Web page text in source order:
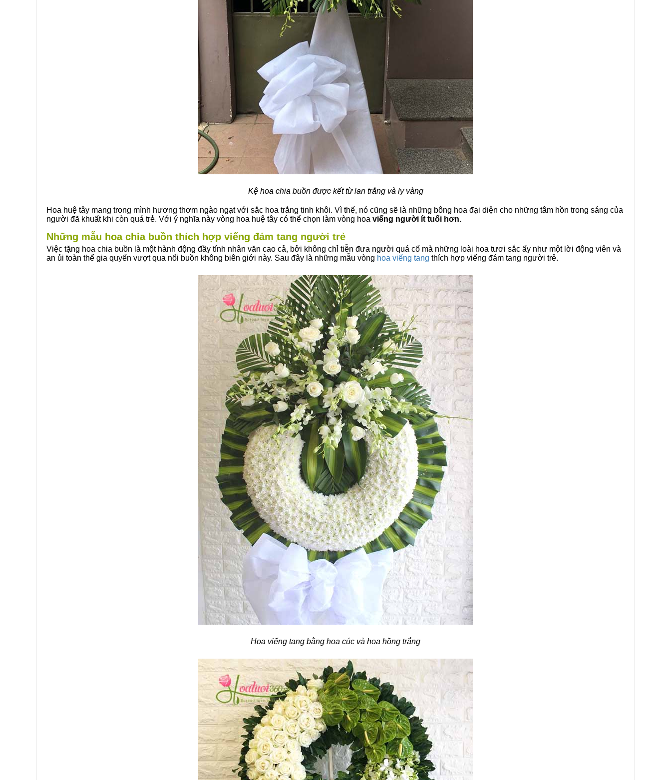
Kệ hoa chia buồn được kết từ lan trắng và ly vàng
Hoa huệ tây mang trong mình hương thơm ngào ngạt với sắc hoa trắng tinh khôi. Vì thế, nó cũng sẽ là những bông hoa đại diện cho những tâm hồn trong sáng của
người đã khuất khi còn quá trẻ. Với ý nghĩa này vòng hoa huệ tây có thể chọn làm vòng hoa viếng người ít tuổi hơn.
Những mẫu hoa chia buồn thích hợp viếng đám tang người trẻ
Việc tặng hoa chia buồn là một hành động đầy tính nhân văn cao cả, bởi không chỉ tiễn đưa người quá cố mà những loài hoa tươi sắc ấy như một lời động viên và
an ủi toàn thể gia quyến vượt qua nổi buồn không biên giới này. Sau đây là những mẫu vòng hoa viếng tang thích hợp viếng đám tang người trẻ.
Hoa viếng tang bằng hoa cúc và hoa hồng trắng